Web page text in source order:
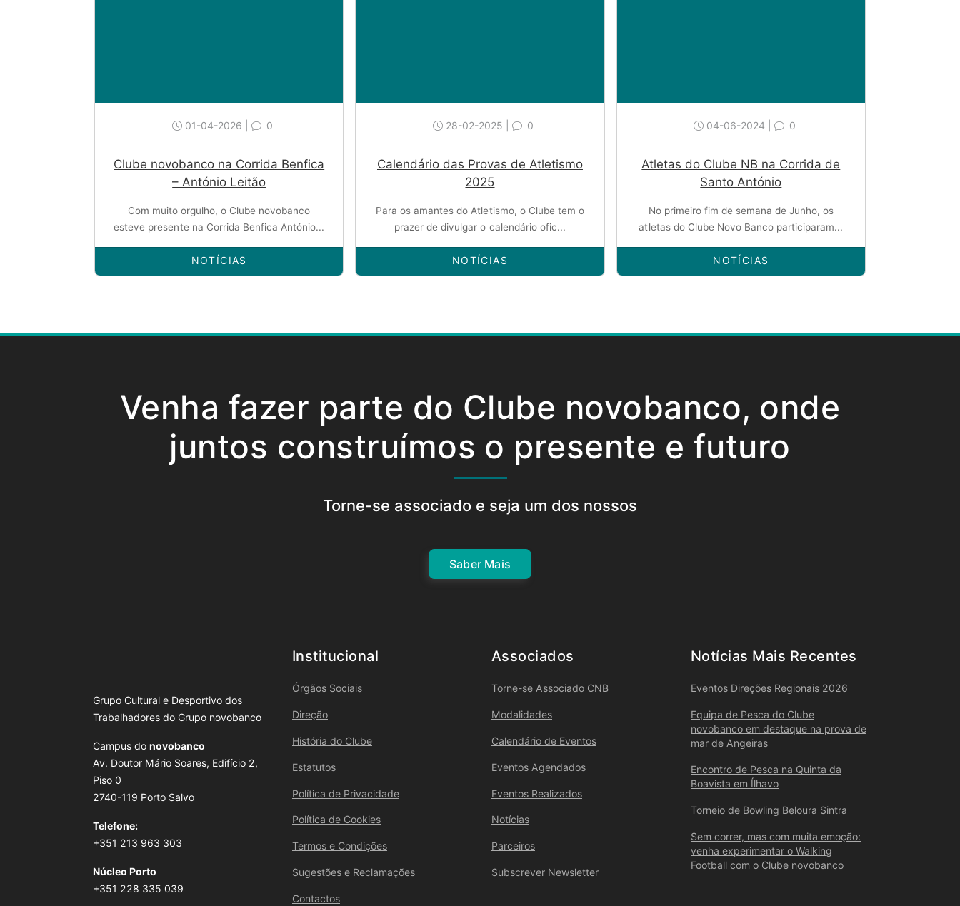
01-04-2026 | 0
Clube novobanco na Corrida Benfica
– António Leitão
Com muito orgulho, o Clube novobanco
esteve presente na Corrida Benfica António...
NOTÍCIAS
28-02-2025 | 0
Calendário das Provas de Atletismo
2025
Para os amantes do Atletismo, o Clube tem o
prazer de divulgar o calendário ofic...
NOTÍCIAS
04-06-2024 | 0
Atletas do Clube NB na Corrida de
Santo António
No primeiro fim de semana de Junho, os
atletas do Clube Novo Banco participaram...
NOTÍCIAS
Venha fazer parte do Clube novobanco, onde
juntos construímos o presente e futuro
Torne-se associado e seja um dos nossos
Saber Mais
Grupo Cultural e Desportivo dos
Trabalhadores do Grupo novobanco
Campus do novobanco
Av. Doutor Mário Soares, Edifício 2,
Piso 0
2740-119 Porto Salvo
Telefone:
+351 213 963 303
Núcleo Porto
+351 228 335 039
Institucional
Órgãos Sociais
Direção
História do Clube
Estatutos
Política de Privacidade
Política de Cookies
Termos e Condições
Sugestões e Reclamações
Contactos
Associados
Torne-se Associado CNB
Modalidades
Calendário de Eventos
Eventos Agendados
Eventos Realizados
Notícias
Parceiros
Subscrever Newsletter
Notícias Mais Recentes
Eventos Direções Regionais 2026
Equipa de Pesca do Clube
novobanco em destaque na prova de
mar de Angeiras
Encontro de Pesca na Quinta da
Boavista em Ílhavo
Torneio de Bowling Beloura Sintra
Sem correr, mas com muita emoção:
venha experimentar o Walking
Football com o Clube novobanco